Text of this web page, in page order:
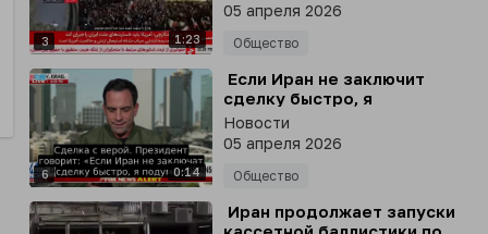
3 1:23
05 апреля 2026
Общество
6 0:14
⁣ Если Иран не заключит
сделку быстро, я
рассматриваю возможность
всё разрушить и захватить
нефть, - Трамп
Новости
05 апреля 2026
Общество
⁣ Иран продолжает запуски